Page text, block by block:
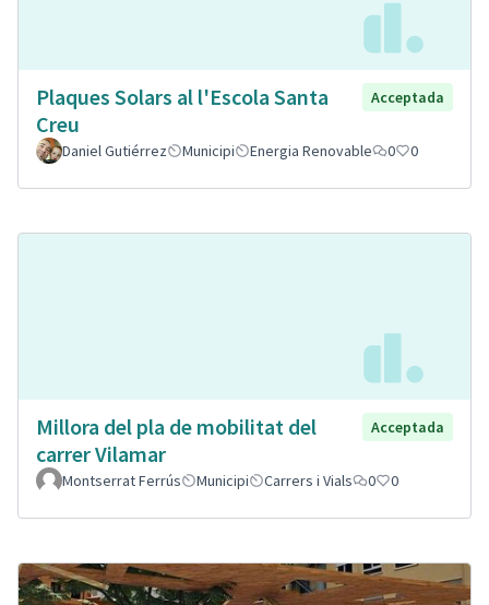
Plaques Solars al l'Escola Santa
Creu
Acceptada
Daniel Gutiérrez Municipi Energia Renovable 0 0
Millora del pla de mobilitat del
carrer Vilamar
Acceptada
Montserrat Ferrús Municipi Carrers i Vials 0 0